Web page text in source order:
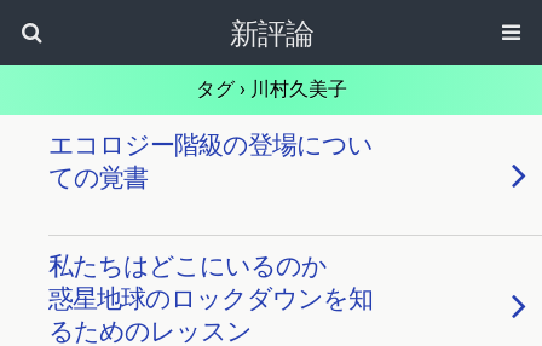
新評論
タグ › 川村久美子
エコロジー階級の登場につい
ての覚書
私たちはどこにいるのか
惑星地球のロックダウンを知
るためのレッスン